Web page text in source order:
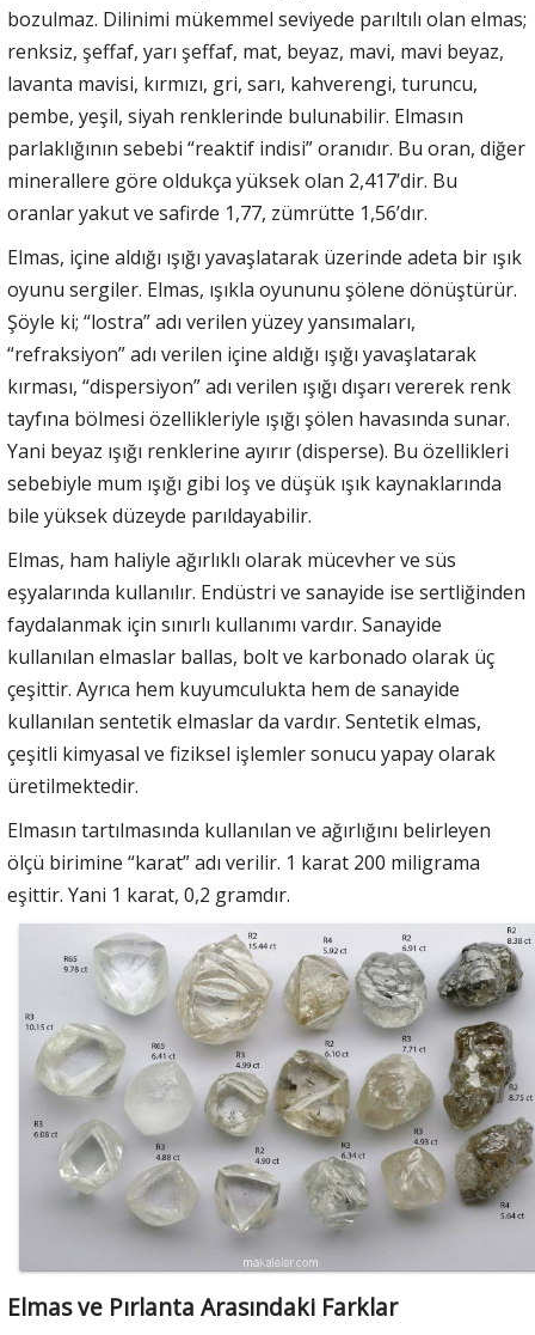
bozulmaz. Dilinimi mükemmel seviyede parıltılı olan elmas;
renksiz, şeffaf, yarı şeffaf, mat, beyaz, mavi, mavi beyaz,
lavanta mavisi, kırmızı, gri, sarı, kahverengi, turuncu,
pembe, yeşil, siyah renklerinde bulunabilir. Elmasın
parlaklığının sebebi “reaktif indisi” oranıdır. Bu oran, diğer
minerallere göre oldukça yüksek olan 2,417’dir. Bu
oranlar yakut ve safirde 1,77, zümrütte 1,56’dır.
Elmas, içine aldığı ışığı yavaşlatarak üzerinde adeta bir ışık
oyunu sergiler. Elmas, ışıkla oyununu şölene dönüştürür.
Şöyle ki; “lostra” adı verilen yüzey yansımaları,
“refraksiyon” adı verilen içine aldığı ışığı yavaşlatarak
kırması, “dispersiyon” adı verilen ışığı dışarı vererek renk
tayfına bölmesi özellikleriyle ışığı şölen havasında sunar.
Yani beyaz ışığı renklerine ayırır (disperse). Bu özellikleri
sebebiyle mum ışığı gibi loş ve düşük ışık kaynaklarında
bile yüksek düzeyde parıldayabilir.
Elmas, ham haliyle ağırlıklı olarak mücevher ve süs
eşyalarında kullanılır. Endüstri ve sanayide ise sertliğinden
faydalanmak için sınırlı kullanımı vardır. Sanayide
kullanılan elmaslar ballas, bolt ve karbonado olarak üç
çeşittir. Ayrıca hem kuyumculukta hem de sanayide
kullanılan sentetik elmaslar da vardır. Sentetik elmas,
çeşitli kimyasal ve fiziksel işlemler sonucu yapay olarak
üretilmektedir.
Elmasın tartılmasında kullanılan ve ağırlığını belirleyen
ölçü birimine “karat” adı verilir. 1 karat 200 miligrama
eşittir. Yani 1 karat, 0,2 gramdır.
Elmas ve Pırlanta Arasındaki Farklar